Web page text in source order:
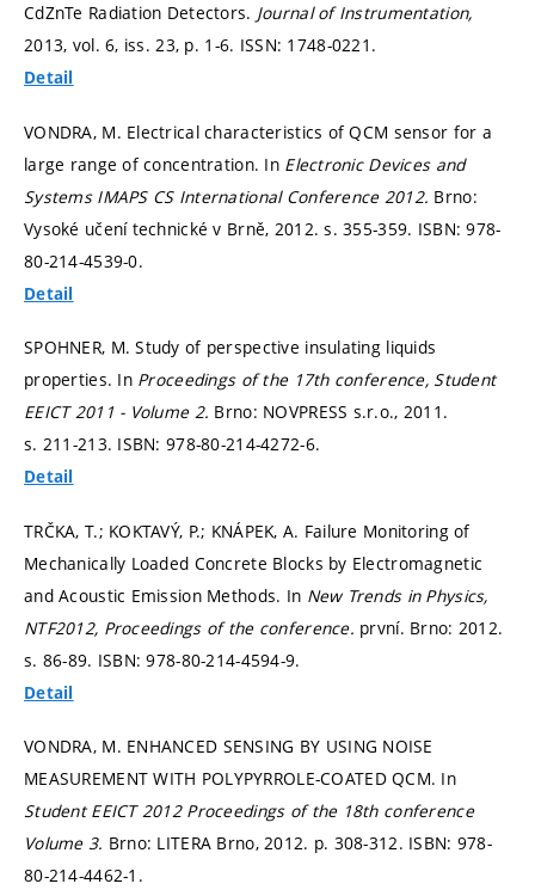
CdZnTe Radiation Detectors. Journal of Instrumentation,
2013, vol. 6, iss. 23, p. 1-6. ISSN: 1748-0221.
Detail
VONDRA, M. Electrical characteristics of QCM sensor for a
large range of concentration. In Electronic Devices and
Systems IMAPS CS International Conference 2012. Brno:
Vysoké učení technické v Brně, 2012.s. 355-359. ISBN: 978-
80-214-4539-0.
Detail
SPOHNER, M. Study of perspective insulating liquids
properties. In Proceedings of the 17th conference, Student
EEICT 2011 - Volume 2. Brno: NOVPRESS s.r.o., 2011.
s. 211-213. ISBN: 978-80-214-4272-6.
Detail
TRČKA, T.; KOKTAVÝ, P.; KNÁPEK, A. Failure Monitoring of
Mechanically Loaded Concrete Blocks by Electromagnetic
and Acoustic Emission Methods. In New Trends in Physics,
NTF2012, Proceedings of the conference. první. Brno: 2012.
s. 86-89. ISBN: 978-80-214-4594-9.
Detail
VONDRA, M. ENHANCED SENSING BY USING NOISE
MEASUREMENT WITH POLYPYRROLE-COATED QCM. In
Student EEICT 2012 Proceedings of the 18th conference
Volume 3. Brno: LITERA Brno, 2012. p. 308-312. ISBN: 978-
80-214-4462-1.